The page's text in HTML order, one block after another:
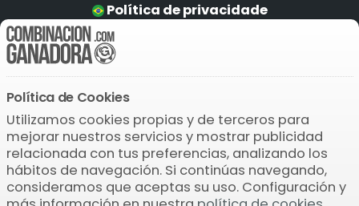
Política de privacidade
Hinweise zum Datenschutz
Descarga la APP
Política de Cookies
Utilizamos cookies propias y de terceros para
mejorar nuestros servicios y mostrar publicidad
relacionada con tus preferencias, analizando los
hábitos de navegación. Si continúas navegando,
consideramos que aceptas su uso. Configuración y